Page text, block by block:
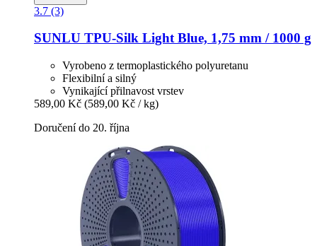
3.7 (3)
SUNLU TPU-​Silk Light Blue, 1,75 mm / 1000 g
Vyrobeno z termoplastického polyuretanu
Flexibilní a silný
Vynikající přilnavost vrstev
589,00 Kč (589,00 Kč / kg)
Doručení do 20. října